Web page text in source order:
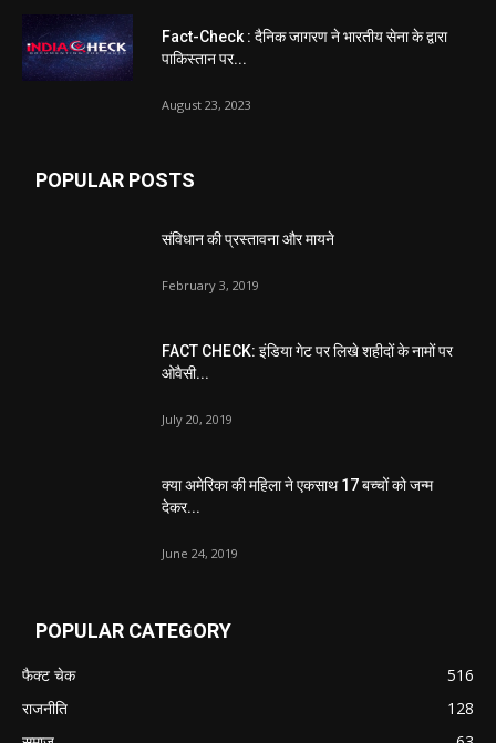
Fact-Check : दैनिक जागरण ने भारतीय सेना के द्वारा
पाकिस्तान पर...
August 23, 2023
POPULAR POSTS
संविधान की प्रस्तावना और मायने
February 3, 2019
FACT CHECK: इंडिया गेट पर लिखे शहीदों के नामों पर
ओवैसी...
July 20, 2019
क्या अमेरिका की महिला ने एकसाथ 17 बच्चों को जन्म
देकर...
June 24, 2019
POPULAR CATEGORY
फैक्ट चेक
516
राजनीति
128